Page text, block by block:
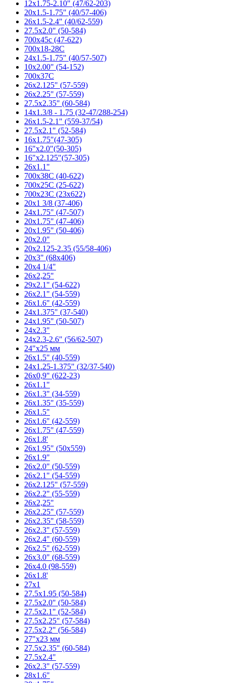
12x1.75-2.10" (47/62-203)
20x1.5-1.75" (40/57-406)
26x1.5-2.4" (40/62-559)
27.5x2.0" (50-584)
700x45c (47-622)
700x18-28C
24x1.5-1.75" (40/57-507)
10x2.00" (54-152)
700x37C
26x2.125" (57-559)
26x2.25" (57-559)
27.5x2.35" (60-584)
14x1.3/8 - 1.75 (32-47/288-254)
26x1.5-2.1" (559-37/54)
27.5x2.1" (52-584)
16x1.75"(47-305)
16"x2.0"(50-305)
16"x2.125"(57-305)
26x1.1"
700x38C (40-622)
700x25C (25-622)
700x23C (23x622)
20x1 3/8 (37-406)
24x1.75" (47-507)
20x1.75" (47-406)
20x1.95" (50-406)
20x2.0"
20x2.125-2.35 (55/58-406)
20x3" (68x406)
20x4 1/4"
26x2,25"
29x2.1" (54-622)
26x2.1" (54-559)
26x1.6" (42-559)
24x1.375" (37-540)
24x1.95" (50-507)
24x2.3"
24x2.3-2.6" (56/62-507)
24"x25 мм
26x1.5" (40-559)
24x1.25-1.375" (32/37-540)
26x0,9" (622-23)
26x1.1"
26x1.3" (34-559)
26x1.35" (35-559)
26x1.5"
26x1.6" (42-559)
26x1.75" (47-559)
26x1.8'
26x1.95" (50x559)
26x1.9"
26x2.0" (50-559)
26x2.1" (54-559)
26x2.125" (57-559)
26x2.2" (55-559)
26x2,25"
26x2.25" (57-559)
26x2.35" (58-559)
26x2.3" (57-559)
26x2.4" (60-559)
26x2.5" (62-559)
26x3.0" (68-559)
26x4.0 (98-559)
26x1.8'
27x1
27.5x1.95 (50-584)
27.5x2.0" (50-584)
27.5x2.1" (52-584)
27.5x2.25" (57-584)
27.5x2.2" (56-584)
27"x23 мм
27.5x2.35" (60-584)
27.5x2.4"
26x2.3" (57-559)
28x1.6"